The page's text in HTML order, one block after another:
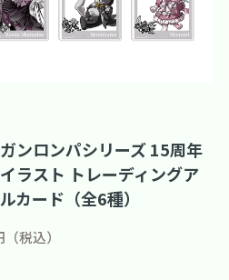
ンロンパシリーズ 15周年
ラスト トレーディングア
カード（全6種）
税込）